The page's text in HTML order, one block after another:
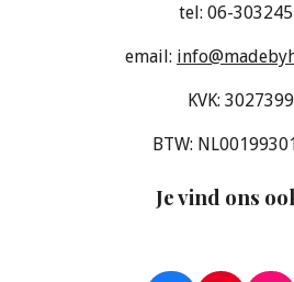
tel: 06-
email:
KVK:
BTW:
Je vind ons